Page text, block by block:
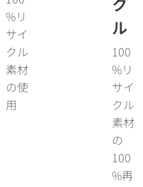
%リ
サイ
クル
素材
の使
用
ル
100
%リ
サイ
クル
素材
の
100
%再